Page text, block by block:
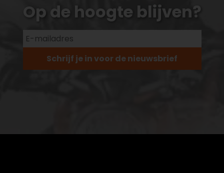
Op de hoogte blijven?
Schrijf je in voor de nieuwsbrief